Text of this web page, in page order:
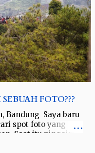
FOTO???
Bandung Saya baru
spot foto yang
Saat itu pinggiran